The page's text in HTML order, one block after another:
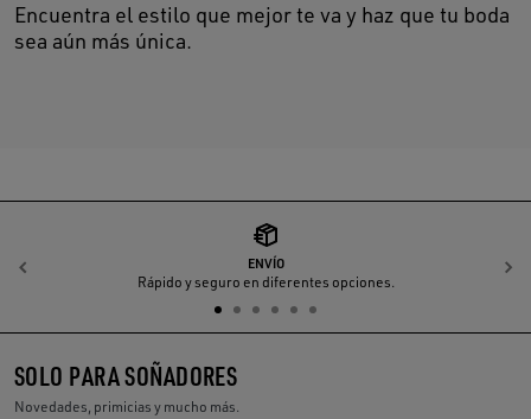
Encuentra el estilo que mejor te va y haz que tu boda
sea aún más única.
ENVÍO
Rápido y seguro en diferentes opciones.
Anterior
SOLO PARA SOÑADORES
Novedades, primicias y mucho más.